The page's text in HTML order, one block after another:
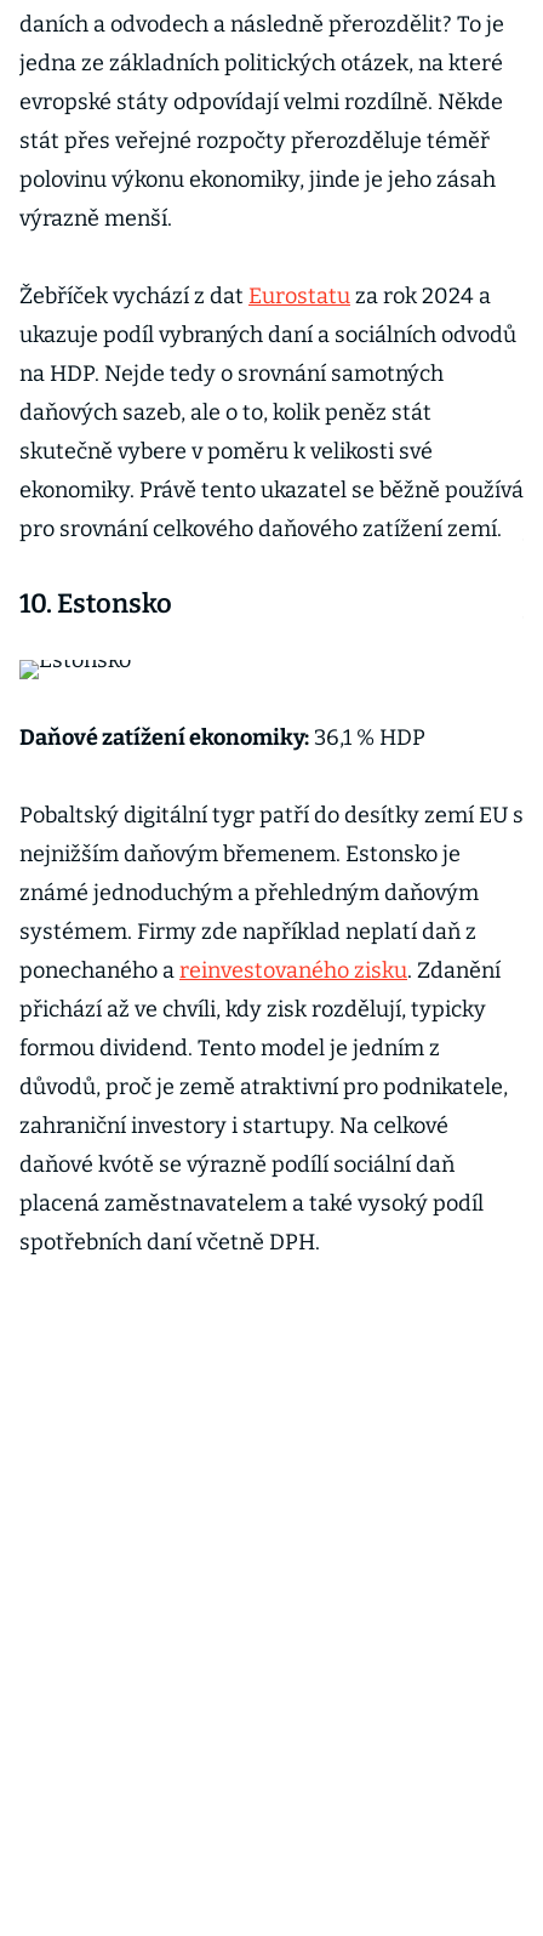
daních a odvodech a následně přerozdělit? To je
jedna ze základních politických otázek, na které
evropské státy odpovídají velmi rozdílně. Někde
stát přes veřejné rozpočty přerozděluje téměř
polovinu výkonu ekonomiky, jinde je jeho zásah
výrazně menší.
Žebříček vychází z dat Eurostatuza rok 2024 a
ukazuje podíl vybraných daní a sociálních odvodů
na HDP. Nejde tedy o srovnání samotných
daňových sazeb, ale o to, kolik peněz stát
skutečně vybere v poměru k velikosti své
ekonomiky. Právě tento ukazatel se běžně používá
pro srovnání celkového daňového zatížení zemí.
10. Estonsko
Daňové zatížení ekonomiky: 36,1 % HDP
Pobaltský digitální tygr patří do desítky zemí EU s
nejnižším daňovým břemenem. Estonsko je
známé jednoduchým a přehledným daňovým
systémem. Firmy zde například neplatí daň z
ponechaného areinvestovaného zisku. Zdanění
přichází až ve chvíli, kdy zisk rozdělují, typicky
formou dividend. Tento model je jedním z
důvodů, proč je země atraktivní pro podnikatele,
zahraniční investory i startupy. Na celkové
daňové kvótě se výrazně podílí sociální daň
placená zaměstnavatelem a také vysoký podíl
spotřebních daní včetně DPH.